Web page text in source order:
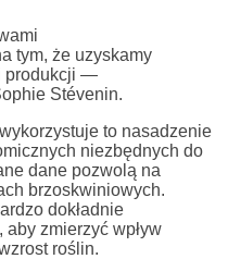
tym, że uzyskamy
produkcji —
Stévenin.
to nasadzenie
niezbędnych do
dane pozwolą na
brzoskwiniowych.
dokładnie
zmierzyć wpływ
roślin.